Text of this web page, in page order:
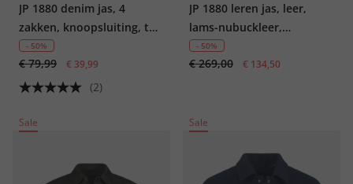
JP 1880 denim jas, 4
zakken, knoopsluiting, tot
8XL
- 50%
€ 79,99 € 39,99
(2)
JP 1880 leren jas, leer,
lams-nubuckleer,
overhemdkraag, tot 7XL
- 50%
€ 269,00 € 134,50
Sale Sale